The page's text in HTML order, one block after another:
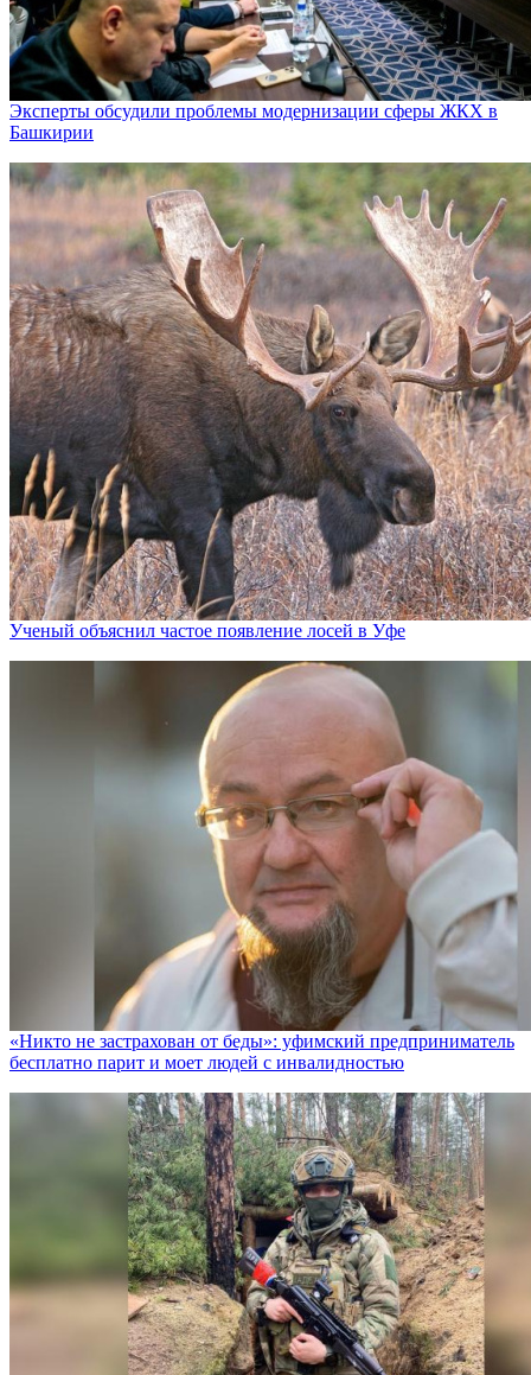
Эксперты обсудили проблемы модернизации сферы ЖКХ в
Башкирии
Ученый объяснил частое появление лосей в Уфе
«Никто не заcтрахован от беды»: уфимский предприниматель
бесплатно парит и моет людей с инвалидностью